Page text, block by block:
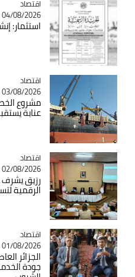
Catégorie
اقتصاد
04/08/2026 - 17:31
استثمار:
Catégorie
اقتصاد
03/08/2026 - 22:31
مشروع
عنابة
Catégorie
اقتصاد
02/08/2026 - 17:06
رزيق يشرف
الرقمية
Catégorie
اقتصاد
01/08/2026 - 18:23
الجزائر
جودة